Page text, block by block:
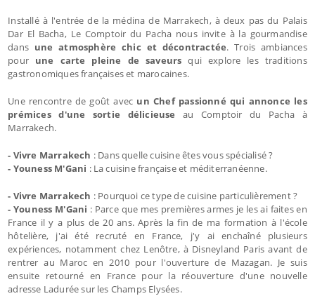
Installé à l'entrée de la médina de Marrakech, à deux pas du Palais
Dar El Bacha, Le Comptoir du Pacha nous invite à la gourmandise
dans une atmosphère chic et décontractée. Trois ambiances
pourune carte pleine de saveurs qui explore les traditions
gastronomiques françaises et marocaines.
Une rencontre de goût avec un Chef passionné qui annonce les
prémices d'une sortie délicieuse au Comptoir du Pacha à
Marrakech.
- Vivre Marrakech : Dans quelle cuisine êtes vous spécialisé ?
- Youness M'Gani : La cuisine française et méditerranéenne.
- Vivre Marrakech : Pourquoi ce type de cuisine particulièrement ?
- Youness M'Gani : Parce que mes premières armes je les ai faites en
France il y a plus de 20 ans. Après la fin de ma formation à l'école
hôtelière, j'ai été recruté en France, j'y ai enchaîné plusieurs
expériences, notamment chez Lenôtre, à Disneyland Paris avant de
rentrer au Maroc en 2010 pour l'ouverture de Mazagan. Je suis
ensuite retourné en France pour la réouverture d'une nouvelle
adresse Ladurée sur les Champs Elysées.